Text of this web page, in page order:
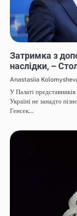
Затримка з
наслідки, –
Anastasiia
У Палаті
Україні не занадто
Генсек…